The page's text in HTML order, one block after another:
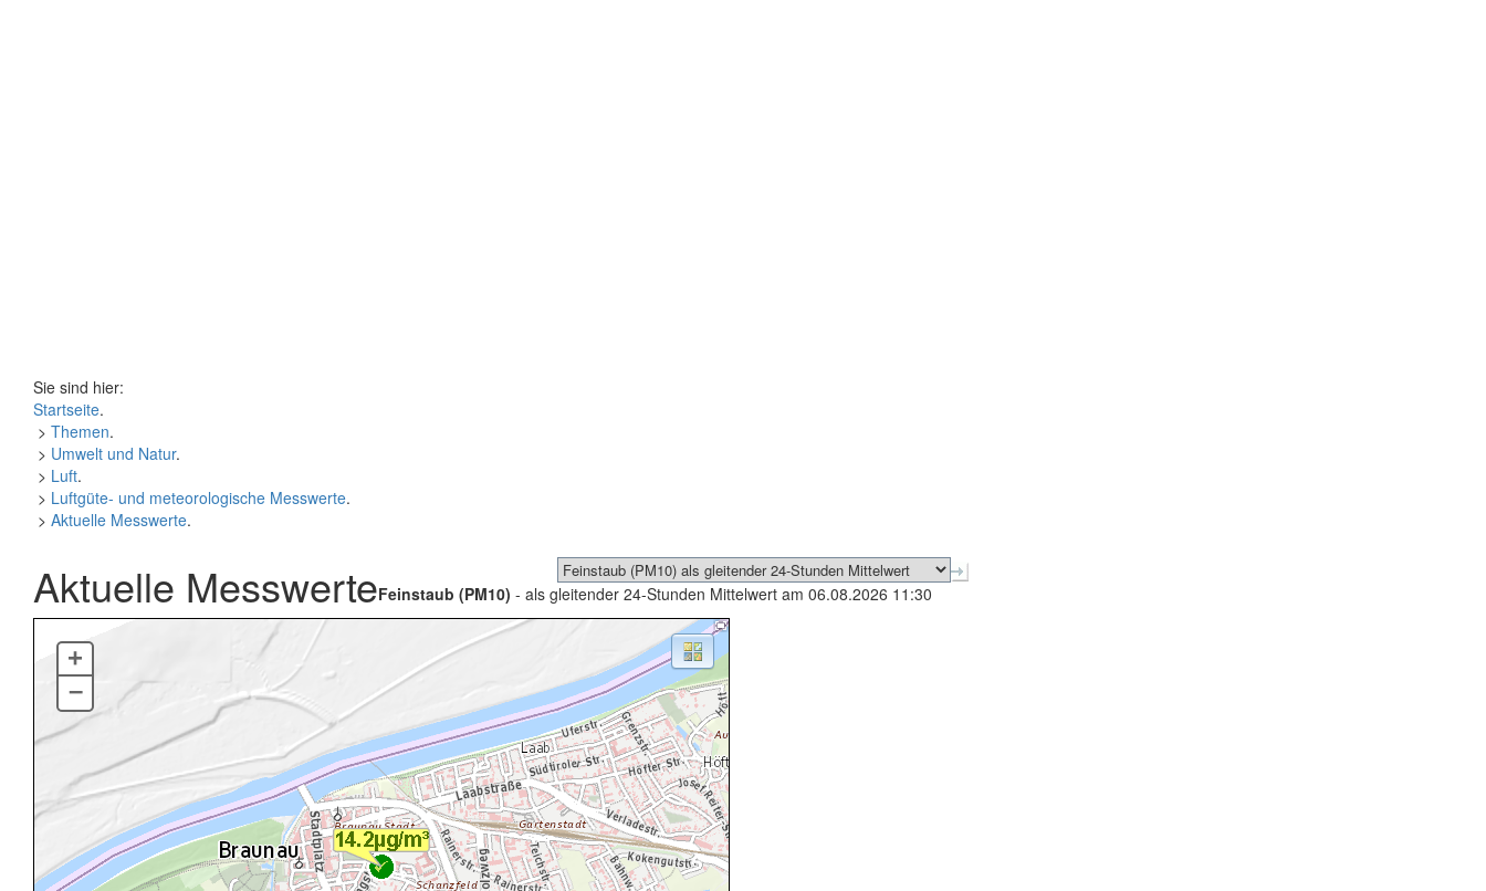
Sie sind hier:
Startseite.
> Themen.
> Umwelt und Natur.
> Luft.
> Luftgüte- und meteorologische Messwerte.
> Aktuelle Messwerte.
Aktuelle MesswerteFeinstaub (PM10) - als gleitender 24-Stunden Mittelwert am 06.08.2026 11:30
+
–